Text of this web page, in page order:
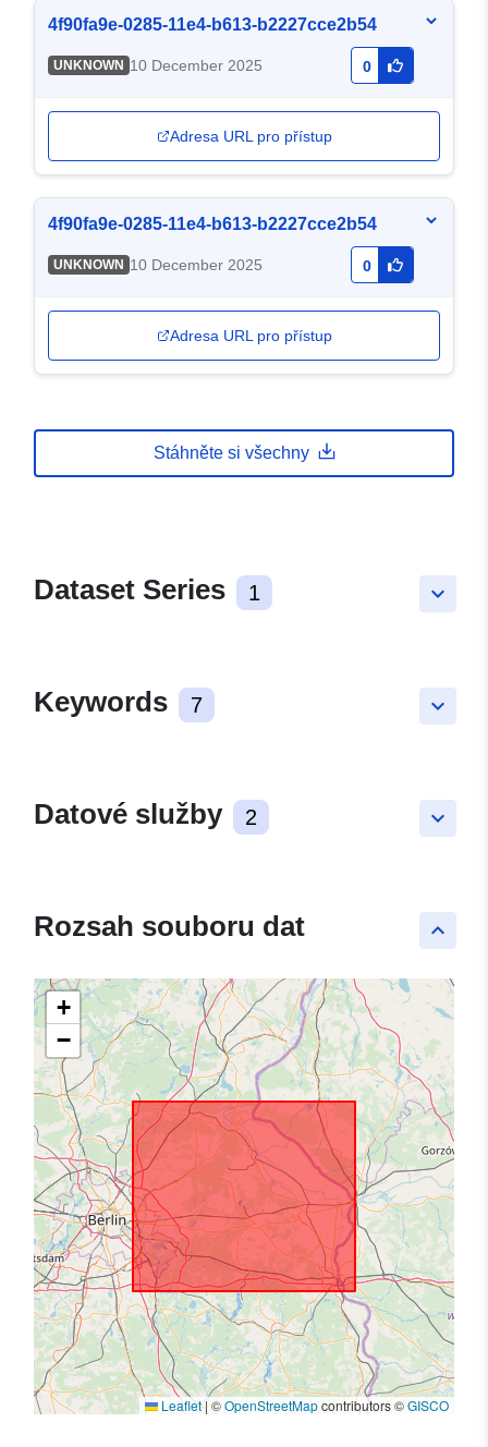
4f90fa9e-0285-11e4-b613-b2227cce2b54
UNKNOWN 10 December 2025 0
Adresa URL pro přístup
4f90fa9e-0285-11e4-b613-b2227cce2b54
UNKNOWN 10 December 2025 0
Adresa URL pro přístup
Stáhněte si všechny
keyboard_arrow_down
Dataset Series 1
keyboard_arrow_down
Keywords 7
keyboard_arrow_down
Datové služby 2
keyboard_arrow_up
Rozsah souboru dat
+
−
Leaflet | ©OpenStreetMapcontributors ©GISCO